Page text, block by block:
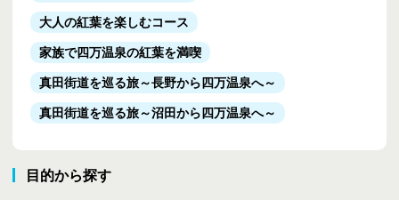
大人の紅葉を楽しむコース
家族で四万温泉の紅葉を満喫
真田街道を巡る旅～長野から四万温泉へ～
真田街道を巡る旅～沼田から四万温泉へ～
目的から探す